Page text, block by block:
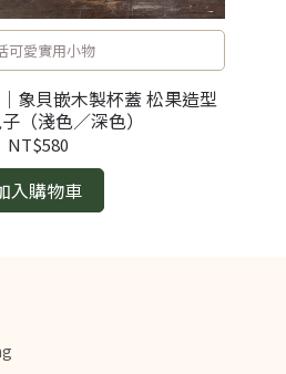
可愛實用小物
象貝嵌木製杯蓋 松果造型
（淺色／深色）
NT$580
入購物車